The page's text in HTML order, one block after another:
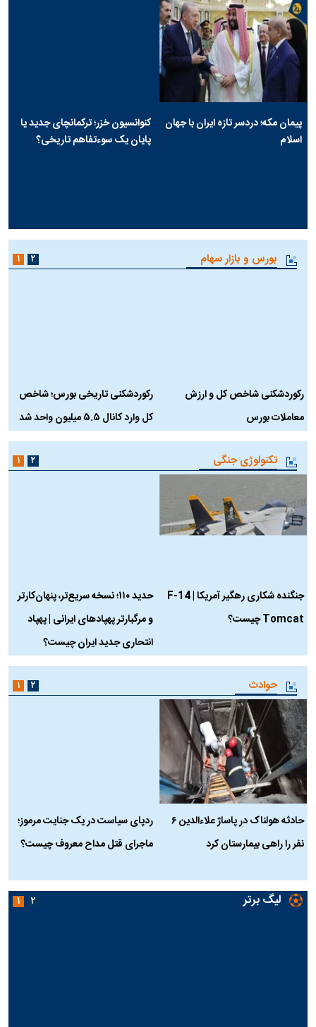
پیمان مکه؛ دردسر تازه ایران با جهان
اسلام
کنوانسیون خزر؛ ترکمانچای جدید یا
پایان یک سوءتفاهم تاریخی؟
بورس و بازار سهام
رکوردشکنی شاخص کل و ارزش
معاملات بورس
رکوردشکنی تاریخی بورس؛ شاخص
کل وارد کانال ۵.۵ میلیون واحد شد
۱ ۲
تکنولوژی جنگی
جنگنده شکاری رهگیر آمریکا | F-14
Tomcat چیست؟
حدید ۱۱۰؛ نسخه سریع‌تر، پنهان‌کارتر
و مرگبارتر پهپادهای ایرانی | پهپاد
انتحاری جدید ایران چیست؟
۱ ۲
حوادث
حادثه هولناک در پاساژ علاءالدین ۶
نفر را راهی بیمارستان کرد
ردپای سیاست در یک جنایت مرموز؛
ماجرای قتل مداح معروف چیست؟
۱ ۲
لیگ برتر ۱ ۲